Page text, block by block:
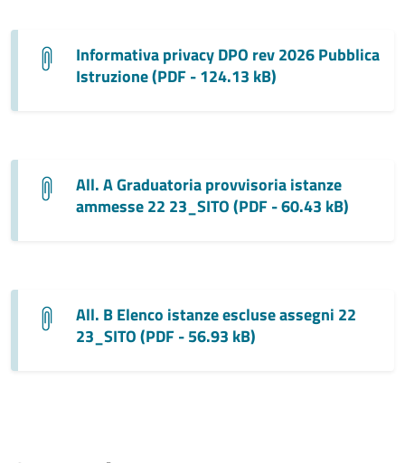
Informativa privacy DPO rev 2026 Pubblica
Istruzione (PDF - 124.13 kB)
All. A Graduatoria provvisoria istanze
ammesse 22 23_SITO (PDF - 60.43 kB)
All. B Elenco istanze escluse assegni 22
23_SITO (PDF - 56.93 kB)